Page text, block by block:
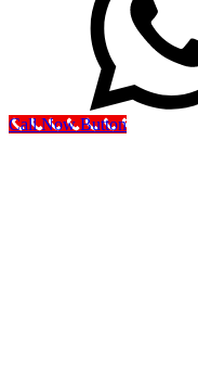
Call Now Button